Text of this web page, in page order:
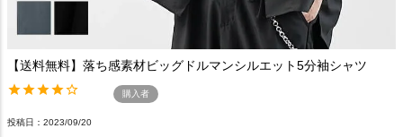
【送料無料】落ち感素材ビッグドルマンシルエット5分袖シャツ
購入者
投稿日 2023/09/20